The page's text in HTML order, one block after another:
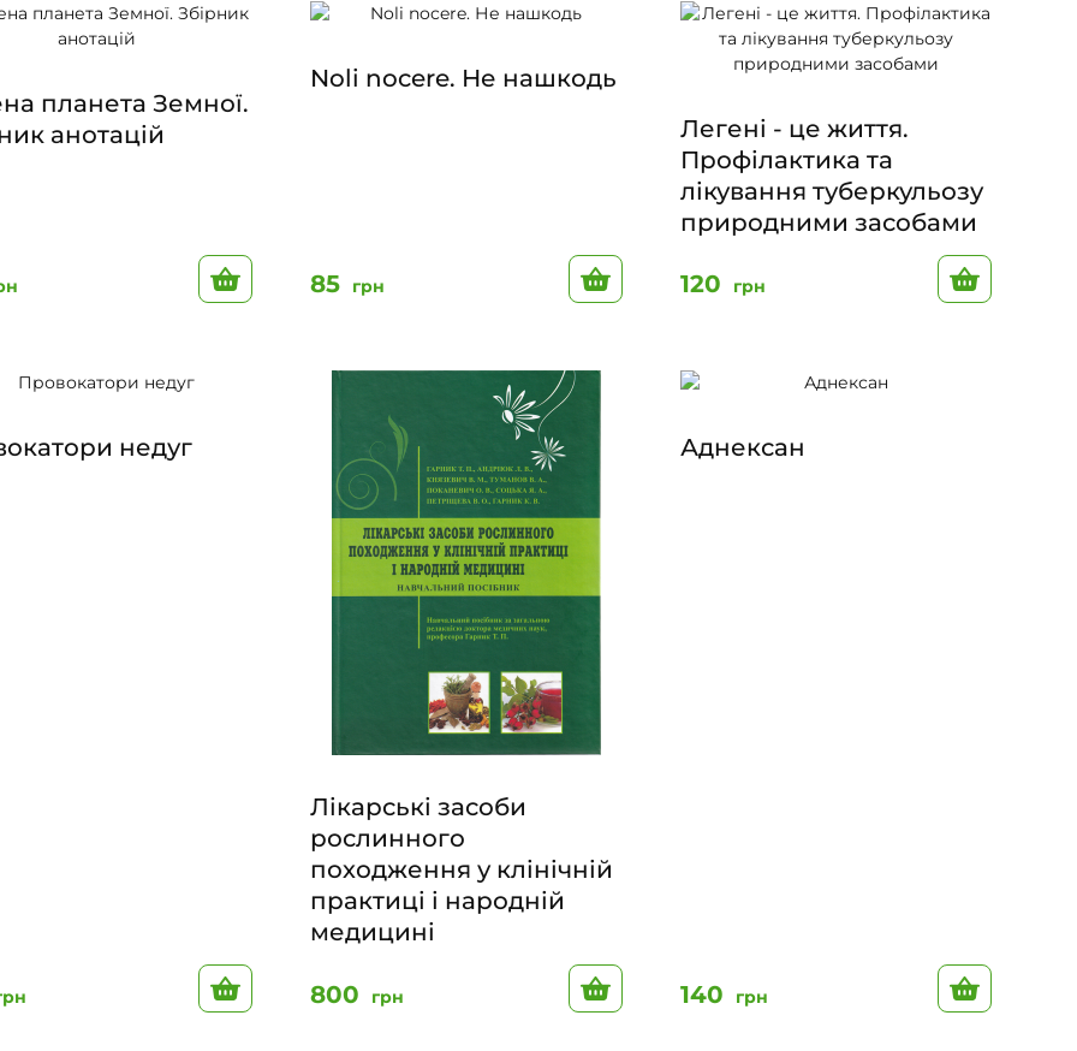
планета Земної.
анотацій
До кошику
Noli nocere. Не нашкодь
85 грн До кошику
Легені - це життя.
Профілактика та
лікування туберкульозу
природними засобами
120 грн
недуг
До кошику
Лікарські засоби
рослинного
походження у клінічній
практиці і народній
медицині
800 грн До кошику
Аднексан
140 грн